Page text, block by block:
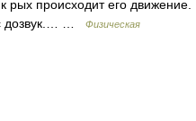
рых происходит его движение.
дозвук.… …
Физическая